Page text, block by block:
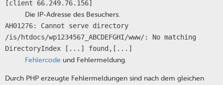
[client 66.249.76.156]
Die IP-Adresse des Besuchers.
AH01276: Cannot serve directory
/is/htdocs/wp1234567_ABCDEFGHI/www/: No matching
DirectoryIndex [...] found,[...]
Fehlercode und Fehlermeldung.
Durch PHP erzeugte Fehlermeldungen sind nach dem gleichen